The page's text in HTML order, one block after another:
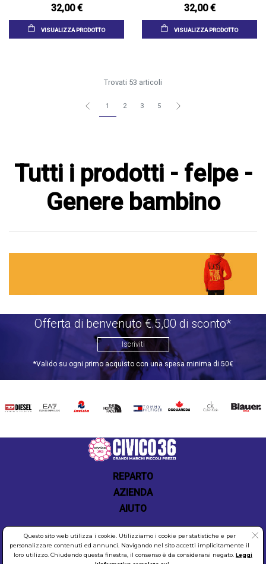
32,00 €
VISUALIZZA PRODOTTO
32,00 €
VISUALIZZA PRODOTTO
Trovati 53 articoli
1 2 3 5
Tutti i prodotti - felpe -
Genere bambino
Offerta di benvenuto €.5,00 di sconto*
Iscriviti
*Valido su ogni primo acquisto con una spesa minima di 50€
DIESEL EA7 INVICTATHE
TOMMY
DSQUARED2
CALVIN BLAUER
REPARTO
AZIENDA
AIUTO
Questo sito web utilizza i cookie. Utilizziamo i cookie per statistiche e per
personalizzare contenuti ed annunci. Navigando nel sito accetti implicitamente il
loro utilizzo. Chiudendo questa finestra, il consenso è da considerarsi negato. Leggi